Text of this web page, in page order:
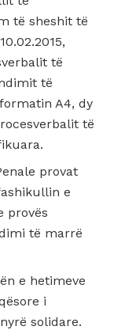
të sheshit të
të
të
A4, dy
të
provat
e
provës
të marrë
e hetimeve
i
solidare.